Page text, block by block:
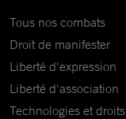
Tous nos combats
Droit de manifester
Liberté d'expression
Liberté d'association
Technologies et droits